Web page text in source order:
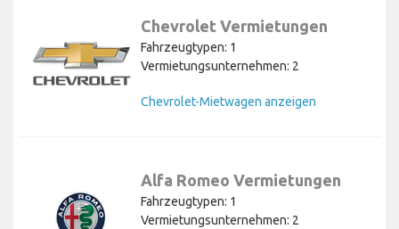
Chevrolet Vermietungen
Fahrzeugtypen: 1
Vermietungsunternehmen: 2
Chevrolet-Mietwagen anzeigen
Alfa Romeo Vermietungen
Fahrzeugtypen: 1
Vermietungsunternehmen: 2